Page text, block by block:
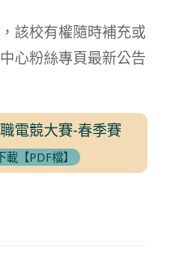
該校有權隨時補充或
心粉絲專頁最新公告
電競大賽-春季賽
載【PDF檔】